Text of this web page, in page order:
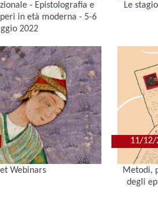
- Epistolografia e
in età moderna - 5-6
2022
Le
Webinars
11/12/
Metodi,
degli